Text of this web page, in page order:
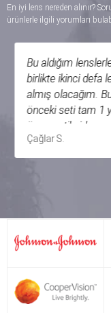
En iyi lens nereden alınır?
ürünlerle ilgili yorumları
Bu aldığım lenslerle
birlikte ikinci defa
almış olacağım.
önceki seti tam 1 yıl
önce optikçiden
almıştım (lensleri
1 yıl değil, uzun süre
lira istemişlerdi. İyi ki
burayı keşfettim ve
lensi 125 liraya
geldi. Hem bu kadar
uygun fiyata lens
Çağlar S.